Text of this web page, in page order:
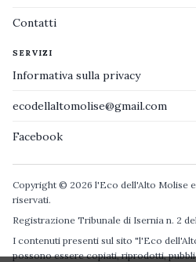
Contatti
SERVIZI
Informativa sulla privacy
ecodellaltomolise@gmail.com
Facebook
Copyright © 2026 l'Eco dell'Alto Molise
riservati.
Registrazione Tribunale di Isernia n. 2
I contenuti presenti sul sito "l'Eco
possono essere copiati, riprodotti,